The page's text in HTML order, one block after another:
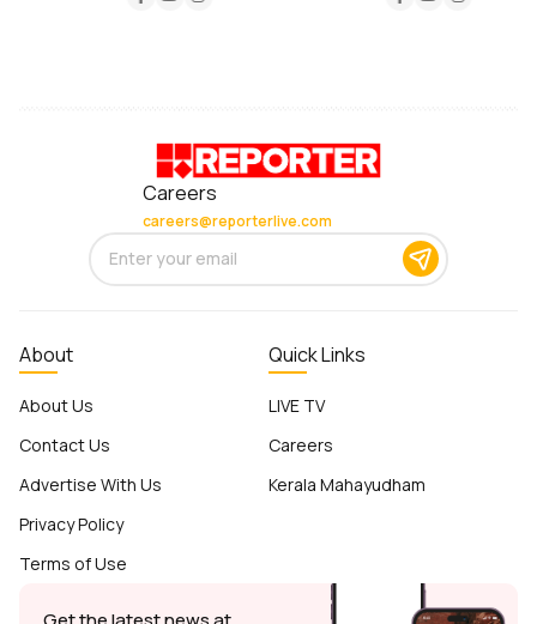
Careers
careers@reporterlive.com
About
About Us
Contact Us
Advertise With Us
Privacy Policy
Terms of Use
Quick Links
LIVE TV
Careers
Kerala Mahayudham